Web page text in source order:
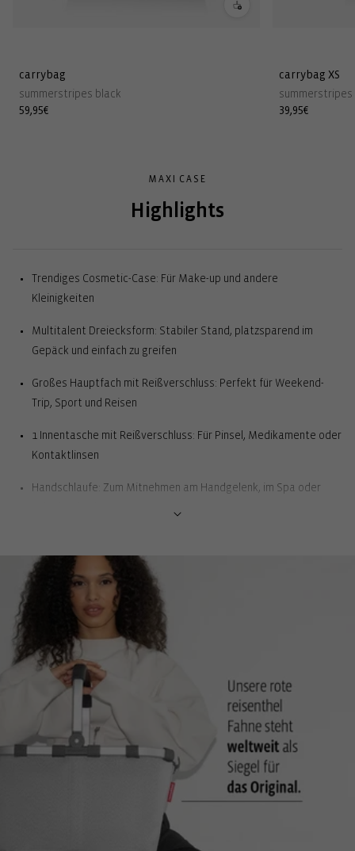
carrybag
summerstripes black
Normaler
59,95€
carrybag XS
summerstripes
Normaler
39,95€
MAXI CASE
Highlights
Trendiges Cosmetic-Case: Für Make-up und andere
Kleinigkeiten
Multitalent Dreiecksform: Stabiler Stand, platzsparend im
Gepäck und einfach zu greifen
Großes Hauptfach mit Reißverschluss: Perfekt für Weekend-
Trip, Sport und Reisen
1 Innentasche mit Reißverschluss: Für Pinsel, Medikamente oder
Kontaktlinsen
Handschlaufe: Zum Mitnehmen am Handgelenk, im Spa oder